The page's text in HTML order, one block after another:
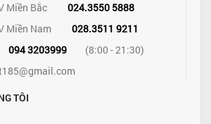
Miền Bắc
024.3550 5888
Miền Nam
028.3511 9211
094 3203999
(8:00 - 21:30)
TÔI